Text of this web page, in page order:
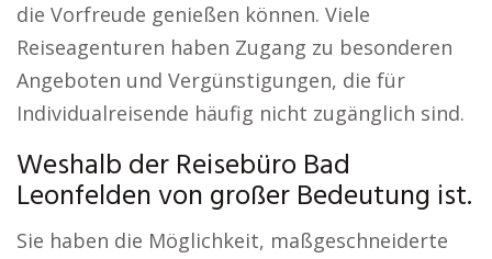
die Vorfreude genießen können. Viele
Reiseagenturen haben Zugang zu besonderen
Angeboten und Vergünstigungen, die für
Individualreisende häufig nicht zugänglich sind.
Weshalb der Reisebüro Bad
Leonfelden von großer Bedeutung ist.
Sie haben die Möglichkeit, maßgeschneiderte